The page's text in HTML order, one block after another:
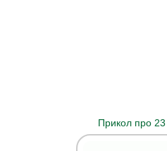
Прикол про